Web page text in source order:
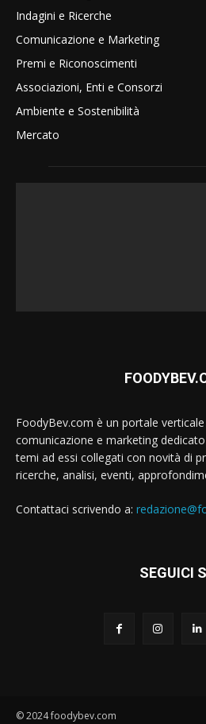
Indagini e Ricerche
Comunicazione e Marketing
Premi e Riconoscimenti
Associazioni, Enti e Consorzi
Ambiente e Sostenibilità
Mercato
FoodyBev.com è un portale
comunicazione e marketing
temi ad essi collegati con novità di
ricerche, analisi, eventi,
Contattaci scrivendo a:
SEGUICI
© 2024 foodybev.com